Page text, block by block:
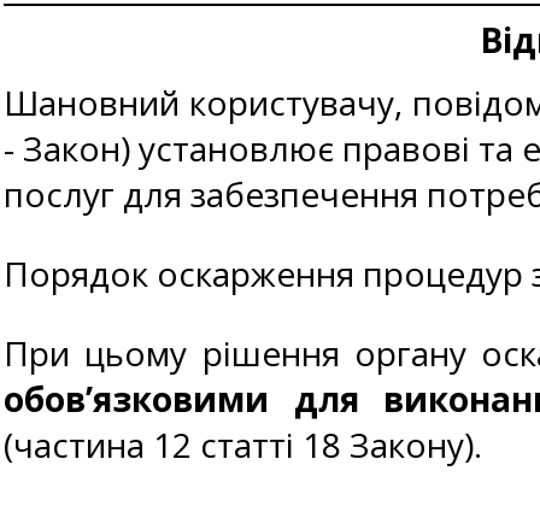
Шановний користувачу,
- Закон) установлює правові та
послуг для забезпечення
Порядок оскарження процедур
При цьому рішення органу
обов’язковими для
(частина 12 статті 18 Закону).